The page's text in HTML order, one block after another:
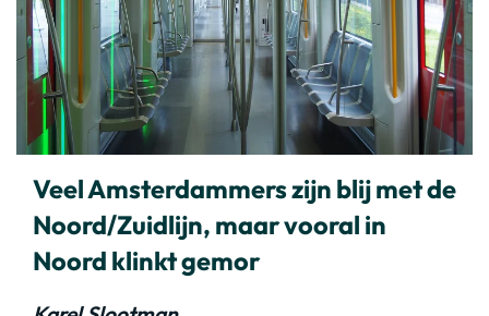
Veel Amsterdammers zijn blij met de
Noord/Zuidlijn, maar vooral in
Noord klinkt gemor